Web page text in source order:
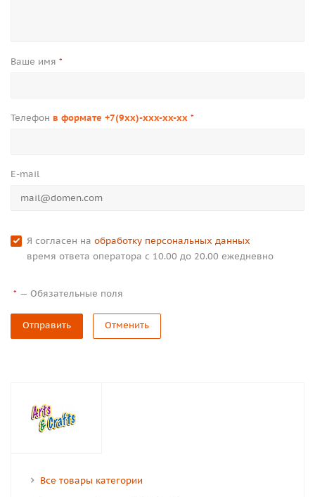
Ваше имя *
Телефон в формате +7(9xx)-xxx-xx-xx *
E-mail
Я согласен на обработку персональных данных
время ответа оператора с 10.00 до 20.00 ежедневно
* — Обязательные поля
Отправить Отменить
Все товары категории